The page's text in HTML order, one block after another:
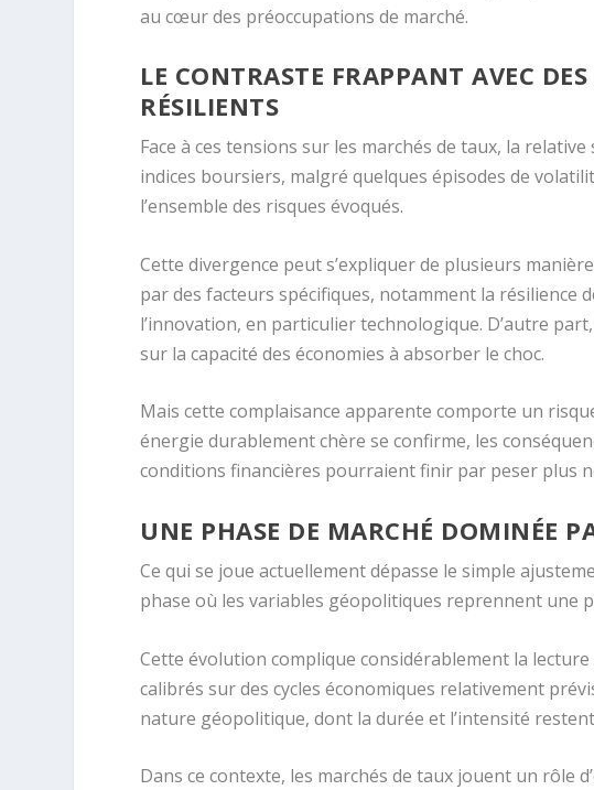
au cœur des préoccupations de marché.
LE CONTRASTE FRAPPANT AVEC
RÉSILIENTS
Face à ces tensions sur les marchés de taux, la
indices boursiers, malgré quelques épisodes de
l’ensemble des risques évoqués.
Cette divergence peut s’expliquer de plusieurs
par des facteurs spécifiques, notamment la résilience
l’innovation, en particulier technologique. D’autre
sur la capacité des économies à absorber le choc.
Mais cette complaisance apparente comporte un
énergie durablement chère se confirme, les
conditions financières pourraient finir par peser plus
UNE PHASE DE MARCHÉ DOMINÉE
Ce qui se joue actuellement dépasse le simple
phase où les variables géopolitiques reprennent une
Cette évolution complique considérablement la
calibrés sur des cycles économiques relativement
nature géopolitique, dont la durée et l’intensité
Dans ce contexte, les marchés de taux jouent un rôle